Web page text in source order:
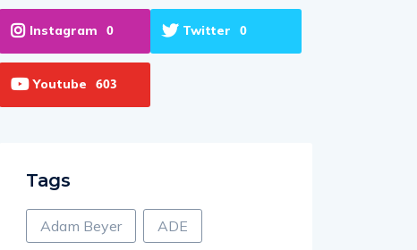
Instagram 0 Twitter 0
Youtube 603
Tags
Adam Beyer ADE